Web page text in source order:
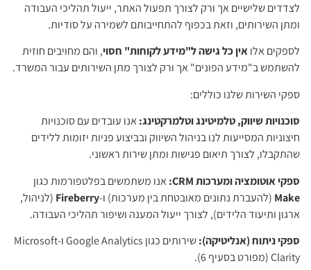
לצדדים שלישיים אך ורק לצורך תפעול האתר, ייעול תהליכי העבודה
ומתן השירותים, וזאת בכפוף להתחייבותם לשמירה על סודיות.
לספקים אלואין כל גישה ל"מידע לקוחות" חסוי, והם מחויבים חוזית
להשתמש ב"מידע הפונים" אך ורק לצורך מתן השירותים עבור המשרד.
ספקי השירות שלנו כוללים:
סוכנויות שיווק, טלמיטינג וטלמרקטינג: אנו עובדים עם סוכנויות
חיצוניות המסייעות לנו בניהול השיווק ובביצוע פניות יזומות ללידים
שהתקבלו, לצורך תיאום פגישות ומתן שירות ראשוני.
ספקי אוטומציה ומערכות CRM:
אנו משתמשים בפלטפורמות כגון
Make (להעברת נתונים מאובטחת בין מערכות) ו-Fireberry (לניהול,
ארגון ותיעוד הלידים), לצורך ייעול המענה ושיפור תהליכי העבודה.
ספקי ניתוח (אנליטיקה):
שירותים כגון Google Analytics ו-Microsoft
Clarity (מפורט בסעיף 6).